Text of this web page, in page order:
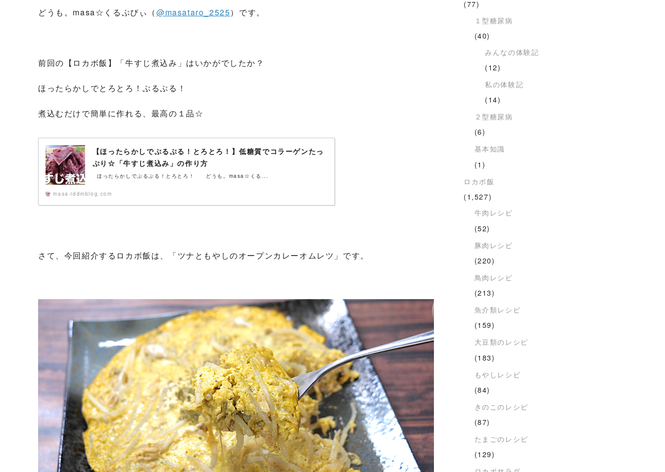
どうも。masa☆くるぷぴぃ（@masataro_2525）です。
前回の【ロカボ飯】「牛すじ煮込み」はいかがでしたか？
ほったらかしでとろとろ！ぷるぷる！
煮込むだけで簡単に作れる、最高の１品☆
【ほったらかしでぷるぷる！とろとろ！】低糖質でコラーゲンたっ
ぷり☆「牛すじ煮込み」の作り方
ほったらかしでぷるぷる！とろとろ！ どうも。masa☆くる...
masa-iddmblog.com
さて、今回紹介するロカボ飯は、「ツナともやしのオープンカレーオムレツ」です。
(77)
１型糖尿病
(40)
みんなの体験記
(12)
私の体験記
(14)
２型糖尿病
(6)
基本知識
(1)
ロカボ飯
(1,527)
牛肉レシピ
(52)
豚肉レシピ
(220)
鳥肉レシピ
(213)
魚介類レシピ
(159)
大豆類のレシピ
(183)
もやしレシピ
(84)
きのこのレシピ
(87)
たまごのレシピ
(129)